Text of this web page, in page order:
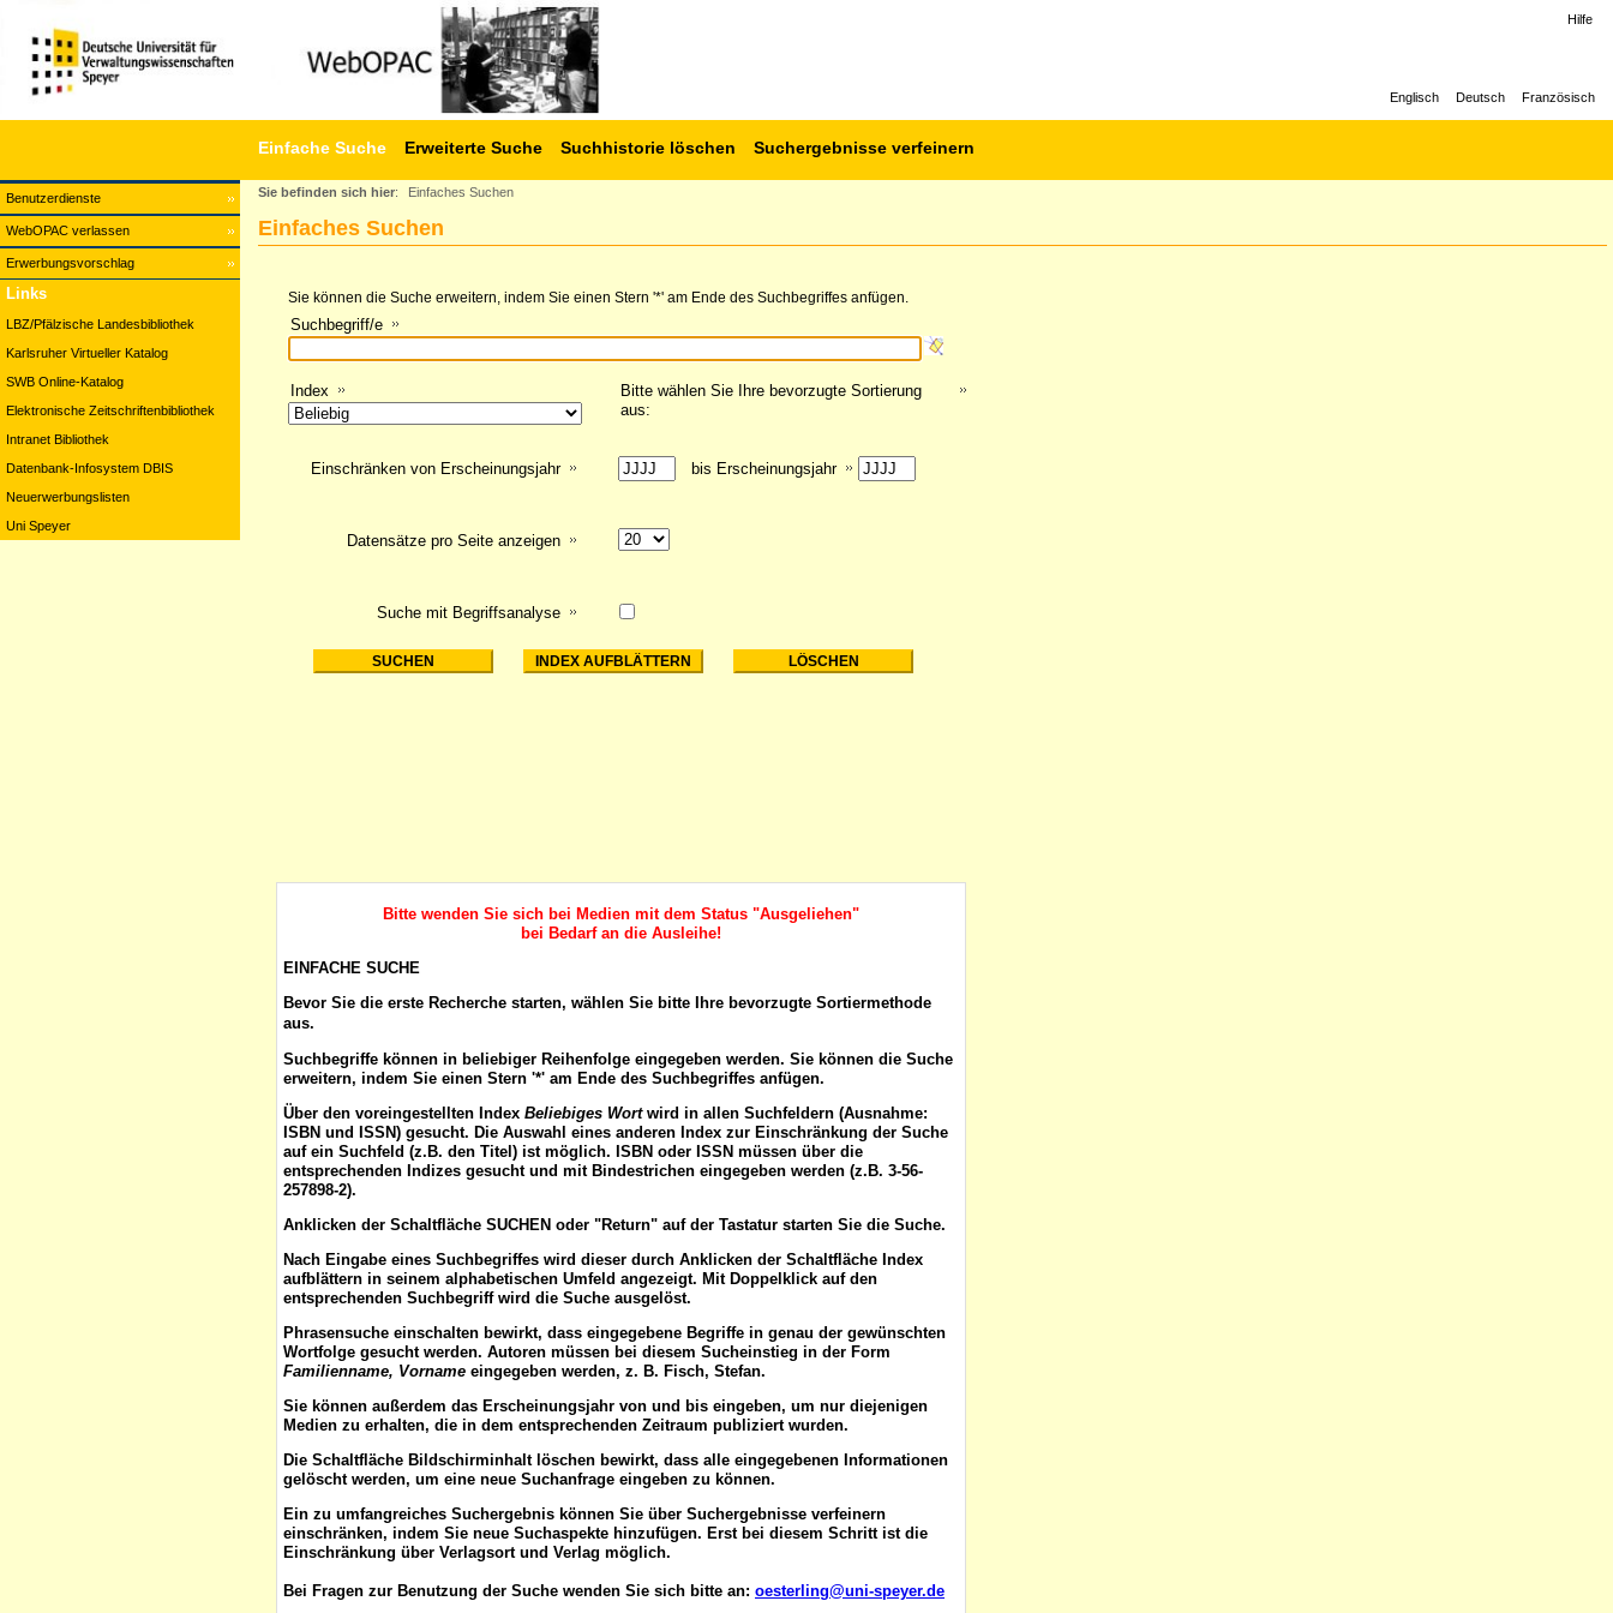
Benutzerdienste
WebOPAC verlassen
Erwerbungsvorschlag
Einfache Suche Erweiterte Suche Suchhistorie löschen Suchergebnisse verfeinern
Hilfe
Englisch Deutsch Französisch
Links
LBZ/Pfälzische Landesbibliothek
Karlsruher Virtueller Katalog
SWB Online-Katalog
Elektronische Zeitschriftenbibliothek
Intranet Bibliothek
Datenbank-Infosystem DBIS
Neuerwerbungslisten
Uni Speyer
Sie befinden sich hier: Einfaches Suchen
Einfaches Suchen
Sie können die Suche erweitern, indem Sie einen Stern '*' am Ende des Suchbegriffes anfügen.
Suchbegriff/e
Index
Bitte wählen Sie Ihre bevorzugte Sortierung
aus:
Suche mit Begriffsanalyse
Einschränken von Erscheinungsjahr bis Erscheinungsjahr
Datensätze pro Seite anzeigen
Bitte wenden Sie sich bei Medien mit dem Status "Ausgeliehen"
bei Bedarf an die Ausleihe!
EINFACHE SUCHE
Bevor Sie die erste Recherche starten, wählen Sie bitte Ihre bevorzugte Sortiermethode
aus.
Suchbegriffe können in beliebiger Reihenfolge eingegeben werden. Sie können die Suche
erweitern, indem Sie einen Stern '*' am Ende des Suchbegriffes anfügen.
Über den voreingestellten Index Beliebiges Wort wird in allen Suchfeldern (Ausnahme:
ISBN und ISSN) gesucht. Die Auswahl eines anderen Index zur Einschränkung der Suche
auf ein Suchfeld (z.B. den Titel) ist möglich. ISBN oder ISSN müssen über die
entsprechenden Indizes gesucht und mit Bindestrichen eingegeben werden (z.B. 3-56-
257898-2).
Anklicken der Schaltfläche SUCHEN oder "Return" auf der Tastatur starten Sie die Suche.
Nach Eingabe eines Suchbegriffes wird dieser durch Anklicken der Schaltfläche Index
aufblättern in seinem alphabetischen Umfeld angezeigt. Mit Doppelklick auf den
entsprechenden Suchbegriff wird die Suche ausgelöst.
Phrasensuche einschalten bewirkt, dass eingegebene Begriffe in genau der gewünschten
Wortfolge gesucht werden. Autoren müssen bei diesem Sucheinstieg in der Form
Familienname, Vorname eingegeben werden, z. B. Fisch, Stefan.
Sie können außerdem das Erscheinungsjahr von und bis eingeben, um nur diejenigen
Medien zu erhalten, die in dem entsprechenden Zeitraum publiziert wurden.
Die Schaltfläche Bildschirminhalt löschen bewirkt, dass alle eingegebenen Informationen
gelöscht werden, um eine neue Suchanfrage eingeben zu können.
Ein zu umfangreiches Suchergebnis können Sie über Suchergebnisse verfeinern
einschränken, indem Sie neue Suchaspekte hinzufügen. Erst bei diesem Schritt ist die
Einschränkung über Verlagsort und Verlag möglich.
Bei Fragen zur Benutzung der Suche wenden Sie sich bitte an: oesterling@uni-speyer.de